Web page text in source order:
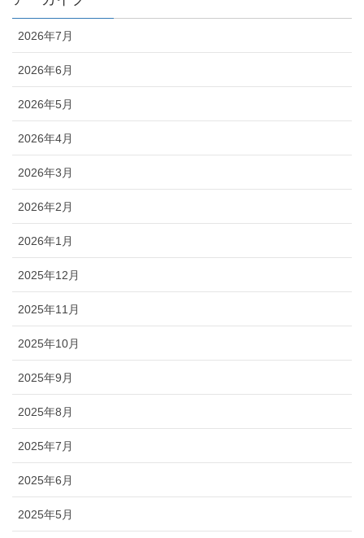
2026年7月
2026年6月
2026年5月
2026年4月
2026年3月
2026年2月
2026年1月
2025年12月
2025年11月
2025年10月
2025年9月
2025年8月
2025年7月
2025年6月
2025年5月